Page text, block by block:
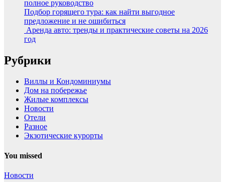
полное руководство
Подбор горящего тура: как найти выгодное
предложение и не ошибиться
Аренда авто: тренды и практические советы на 2026
год
Рубрики
Виллы и Кондоминиумы
Дом на побережье
Жилые комплексы
Новости
Отели
Разное
Экзотические курорты
You missed
Новости